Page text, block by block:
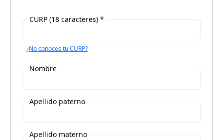
CURP (18 caracteres) *
¿No conoces tu CURP?
Nombre
Apellido paterno
Apellido materno